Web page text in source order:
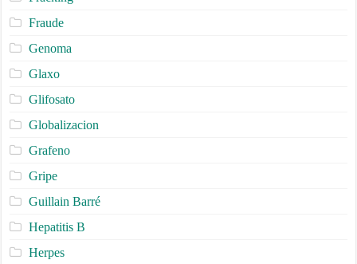
Fraude
Genoma
Glaxo
Glifosato
Globalizacion
Grafeno
Gripe
Guillain Barré
Hepatitis B
Herpes